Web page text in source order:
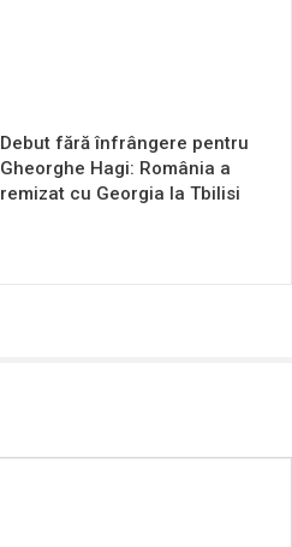
Debut fără înfrângere pentru
Gheorghe Hagi: România a
remizat cu Georgia la Tbilisi